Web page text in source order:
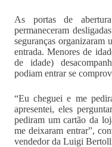
As portas de
permaneceram
seguranças organizaram
entrada. Menores de
de idade)
podiam entrar se
“Eu cheguei e me
apresentei, eles
pediram um cartão da
me deixaram entrar”,
vendedor da Luigi